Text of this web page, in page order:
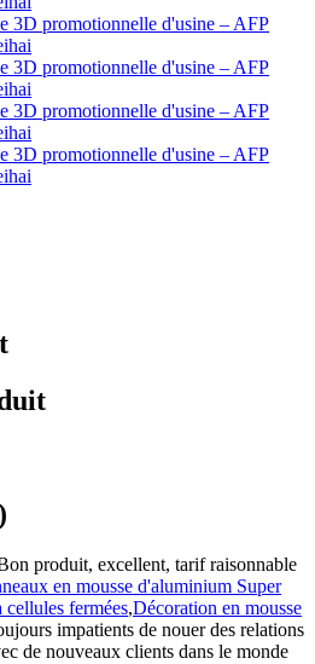
produit, excellent, tarif raisonnable
en mousse d'aluminium Super
cellules fermées,Décoration en mousse
impatients de nouer des relations
de nouveaux clients dans le monde